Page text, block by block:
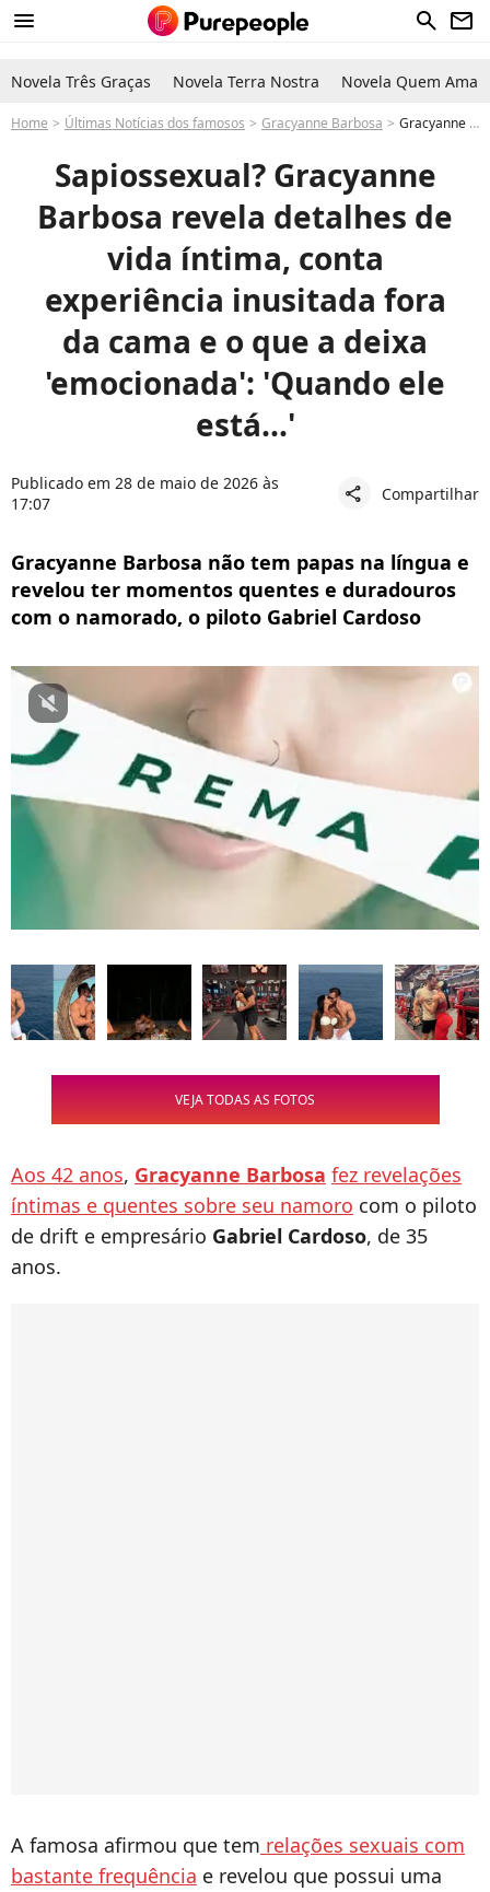
menu search newsletter
Novela Três Graças Novela Terra Nostra Novela Quem Ama
Home Últimas Notícias dos famosos Gracyanne Barbosa Gracyanne Barbosa namorado: influenciadora famosa afirma fantasia sexual inusitada e pode ser sapiossexual. Entenda
Sapiossexual? Gracyanne
Barbosa revela detalhes de
vida íntima, conta
experiência inusitada fora
da cama e o que a deixa
'emocionada': 'Quando ele
está...'
Publicado em 28 de maio de 2026 às
17:07
share Compartilhar
Gracyanne Barbosa não tem papas na língua e
revelou ter momentos quentes e duradouros
com o namorado, o piloto Gabriel Cardoso
VEJA TODAS AS FOTOS
Aos 42 anos, Gracyanne Barbosa fez revelações
íntimas e quentes sobre seu namoro com o piloto
de drift e empresário Gabriel Cardoso, de 35
anos.
A famosa afirmou que tem relações sexuais com
bastante frequência e revelou que possui uma